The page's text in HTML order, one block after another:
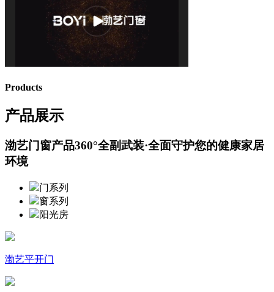
Products
产品展示
渤艺门窗产品360°全副武装·全面守护您的健康家居
环境
门系列
窗系列
阳光房
渤艺平开门